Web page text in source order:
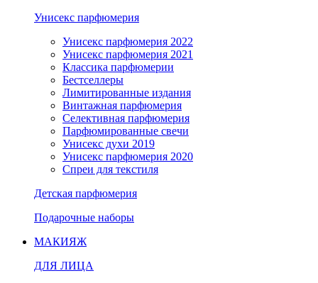
Унисекс парфюмерия
Унисекс парфюмерия 2022
Унисекс парфюмерия 2021
Классика парфюмерии
Бестселлеры
Лимитированные издания
Винтажная парфюмерия
Селективная парфюмерия
Парфюмированные свечи
Унисекс духи 2019
Унисекс парфюмерия 2020
Спреи для текстиля
Детская парфюмерия
Подарочные наборы
МАКИЯЖ
ДЛЯ ЛИЦА